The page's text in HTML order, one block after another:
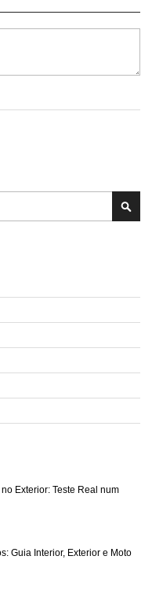
Exterior: Teste Real num
Guia Interior, Exterior e Moto